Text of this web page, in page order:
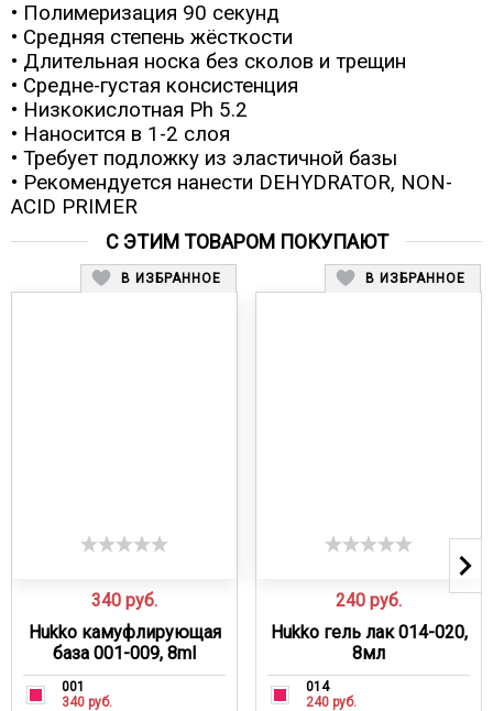
• Полимеризация 90 секунд
• Средняя степень жёсткости
• Длительная носка без сколов и трещин
• Средне-густая консистенция
• Низкокислотная Ph 5.2
• Наносится в 1-2 слоя
• Требует подложку из эластичной базы
• Рекомендуется нанести DEHYDRATOR, NON-
ACID PRIMER
С ЭТИМ ТОВАРОМ ПОКУПАЮТ
В ИЗБРАННОЕ
340 руб.
Hukko камуфлирующая
база 001-009, 8ml
001
340 руб.
В ИЗБРАННОЕ
240 руб.
Hukko гель лак 014-020,
8мл
014
240 руб.